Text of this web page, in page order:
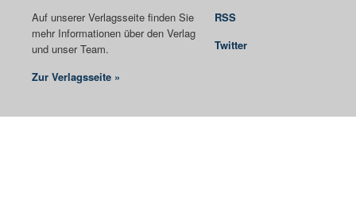
Auf unserer Verlagsseite finden Sie
mehr Informationen über den Verlag
und unser Team.
Zur Verlagsseite »
RSS
Twitter